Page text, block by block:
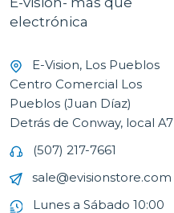
electrónica
E-Vision, Los Pueblos
Centro Comercial Los
Pueblos (Juan Díaz)
Detrás de Conway, local A7
(507) 217-7661
sale@evisionstore.com
Lunes a Sábado 10:00